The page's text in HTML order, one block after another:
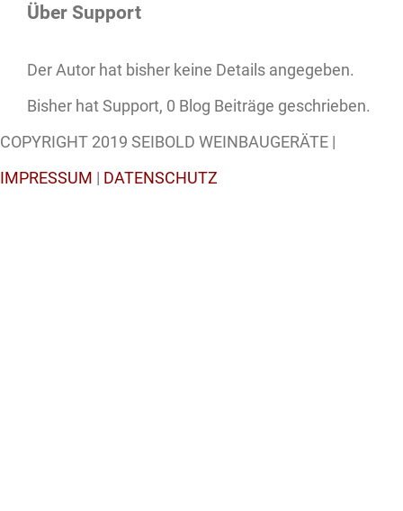
Über Support
Der Autor hat bisher keine Details angegeben.
Bisher hat Support, 0 Blog Beiträge geschrieben.
COPYRIGHT 2019 SEIBOLD WEINBAUGERÄTE |
IMPRESSUM | DATENSCHUTZ